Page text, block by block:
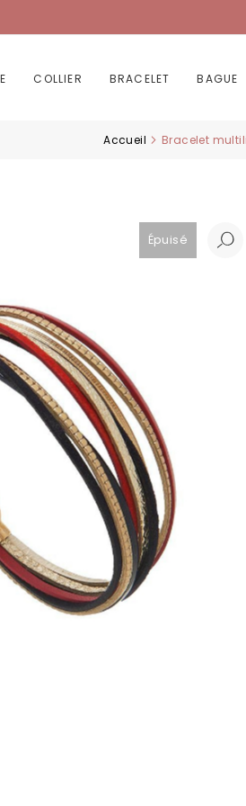
COLLIER BRACELET BAGUE
Accueil Bracelet
Épuisé